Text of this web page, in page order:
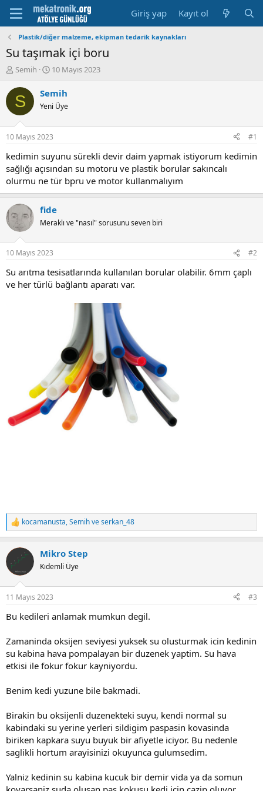
Giriş yap Kayıt ol
Plastik/diğer malzeme, ekipman tedarik kaynakları
Su taşımak içi boru
K
n
u
u
b
a
ş
l
a
t
a
n
Semih
B
ş
l
a
a
t
a
r
i
h
i
10 Mayıs 2023
S Semih
Yeni Üye
10 Mayıs 2023 #1
kedimin suyunu sürekli devir daim yapmak istiyorum kedimin
sağlığı açısından su motoru ve plastik borular sakıncalı
olurmu ne tür bpru ve motor kullanmalıyım
fide
Meraklı ve "nasıl" sorusunu seven biri
10 Mayıs 2023 #2
Su arıtma tesisatlarında kullanılan borular olabilir. 6mm çaplı
ve her türlü bağlantı aparatı var.
R
e
c
t
i
s
kocamanusta,Semihveserkan_48
Mikro Step
Kıdemli Üye
11 Mayıs 2023 #3
Bu kedileri anlamak mumkun degil.
Zamaninda oksijen seviyesi yuksek su olusturmak icin kedinin
su kabina hava pompalayan bir duzenek yaptim. Su hava
etkisi ile fokur fokur kayniyordu.
Benim kedi yuzune bile bakmadi.
Birakin bu oksijenli duzenekteki suyu, kendi normal su
kabindaki su yerine yerleri sildigim paspasin kovasinda
biriken kapkara suyu buyuk bir afiyetle iciyor. Bu nedenle
saglikli hortum arayisinizi okuyunca gulumsedim.
Yalniz kedinin su kabina kucuk bir demir vida ya da somun